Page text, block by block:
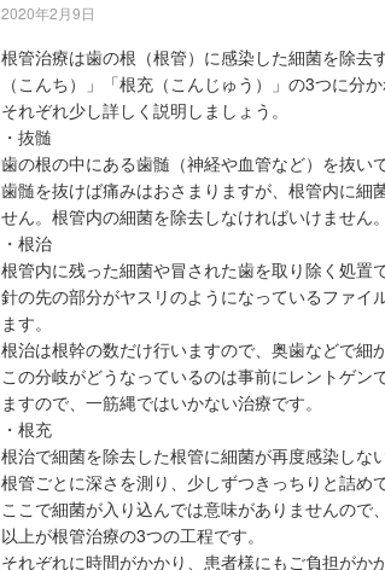
2020年2月9日
根管治療は歯の根（根管）に感染した細菌を除
（こんち）」「根充（こんじゅう）」の3つに分か
それぞれ少し詳しく説明しましょう。
・抜髄
歯の根の中にある歯髄（神経や血管など）を抜い
歯髄を抜けば痛みはおさまりますが、根管内に細
せん。根管内の細菌を除去しなければいけません。
・根治
根管内に残った細菌や冒された歯を取り除く処置で
針の先の部分がヤスリのようになっているファ
ます。
根治は根幹の数だけ行いますので、奥歯などで細
この分岐がどうなっているのは事前にレントゲ
ますので、一筋縄ではいかない治療です。
・根充
根治で細菌を除去した根管に細菌が再度感染しな
根管ごとに深さを測り、少しずつきっちりと詰め
ここで細菌が入り込んでは意味がありませんので
以上が根管治療の3つの工程です。
それぞれに時間がかかり、患者様にもご負担が